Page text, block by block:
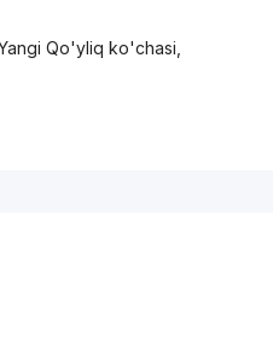
Qo'yliq ko'chasi,